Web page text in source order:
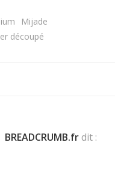
Mijade
découpé
l’article dit :